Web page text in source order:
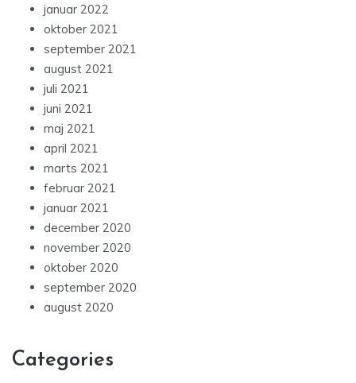
januar 2022
oktober 2021
september 2021
august 2021
juli 2021
juni 2021
maj 2021
april 2021
marts 2021
februar 2021
januar 2021
december 2020
november 2020
oktober 2020
september 2020
august 2020
Categories